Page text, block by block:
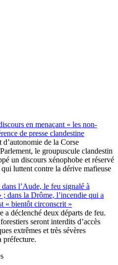
en menaçant « les non-
de presse clandestine
de la Corse
le groupuscule clandestin
un discours xénophobe et réservé
luttent contre la dérive mafieuse
l’Aude, le feu signalé à
; dans la Drôme, l’incendie qui a
« bientôt circonscrit »
a déclenché deux départs de feu.
seront interdits d’accès
extrêmes et très sévères
préfecture.